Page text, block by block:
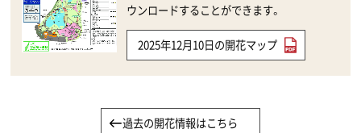
ウンロードすることができます。
2025年12月10日の開花マップ
過去の開花情報はこちら